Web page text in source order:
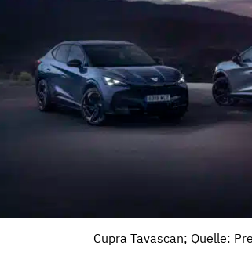
Cupra Tavascan; Quelle: